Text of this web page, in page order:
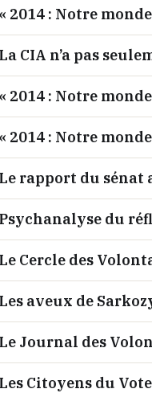
« 2014 : Notre
La CIA n’a pas
« 2014 : Notre
« 2014 : Notre
Le rapport du sénat
Psychanalyse du
Le Cercle des
Les aveux de
Le Journal des
Les Citoyens du